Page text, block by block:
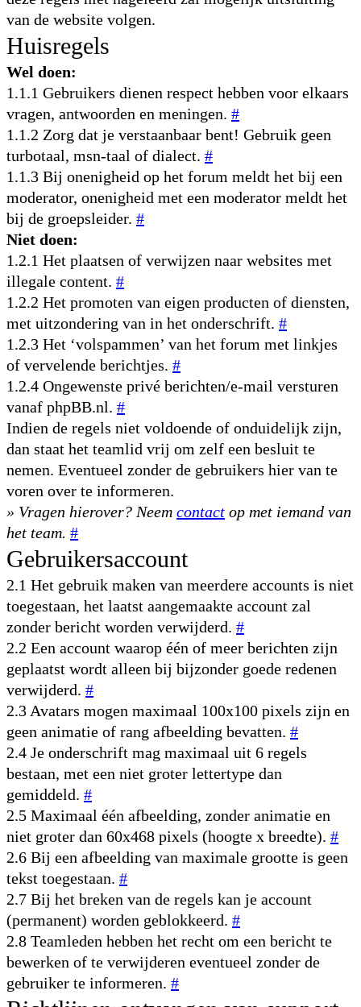
van de website volgen.
Huisregels
Wel doen:
1.1.1 Gebruikers dienen respect hebben voor elkaars
vragen, antwoorden en meningen. #
1.1.2 Zorg dat je verstaanbaar bent! Gebruik geen
turbotaal, msn-taal of dialect. #
1.1.3 Bij onenigheid op het forum meldt het bij een
moderator, onenigheid met een moderator meldt het
bij de groepsleider. #
Niet doen:
1.2.1 Het plaatsen of verwijzen naar websites met
illegale content. #
1.2.2 Het promoten van eigen producten of diensten,
met uitzondering van in het onderschrift. #
1.2.3 Het ‘volspammen’ van het forum met linkjes
of vervelende berichtjes. #
1.2.4 Ongewenste privé berichten/e-mail versturen
vanaf phpBB.nl. #
Indien de regels niet voldoende of onduidelijk zijn,
dan staat het teamlid vrij om zelf een besluit te
nemen. Eventueel zonder de gebruikers hier van te
voren over te informeren.
» Vragen hierover? Neem contact op met iemand van
het team. #
Gebruikersaccount
2.1 Het gebruik maken van meerdere accounts is niet
toegestaan, het laatst aangemaakte account zal
zonder bericht worden verwijderd. #
2.2 Een account waarop één of meer berichten zijn
geplaatst wordt alleen bij bijzonder goede redenen
verwijderd. #
2.3 Avatars mogen maximaal 100x100 pixels zijn en
geen animatie of rang afbeelding bevatten. #
2.4 Je onderschrift mag maximaal uit 6 regels
bestaan, met een niet groter lettertype dan
gemiddeld. #
2.5 Maximaal één afbeelding, zonder animatie en
niet groter dan 60x468 pixels (hoogte x breedte). #
2.6 Bij een afbeelding van maximale grootte is geen
tekst toegestaan. #
2.7 Bij het breken van de regels kan je account
(permanent) worden geblokkeerd. #
2.8 Teamleden hebben het recht om een bericht te
bewerken of te verwijderen eventueel zonder de
gebruiker te informeren. #